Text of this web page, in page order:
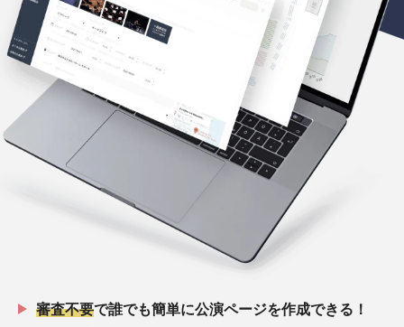
審査不要で誰でも簡単に公演ページを作成できる！